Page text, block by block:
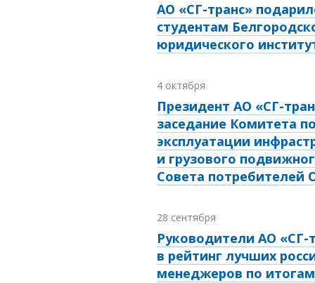
АО «СГ-транс»
студентам
юридического
4 октября
Президент АО «СГ-
заседание Комитета
эксплуатации
и грузового
Совета
28 сентября
Руководители АО «СГ-
в рейтинг лучших
менеджеров по итогам